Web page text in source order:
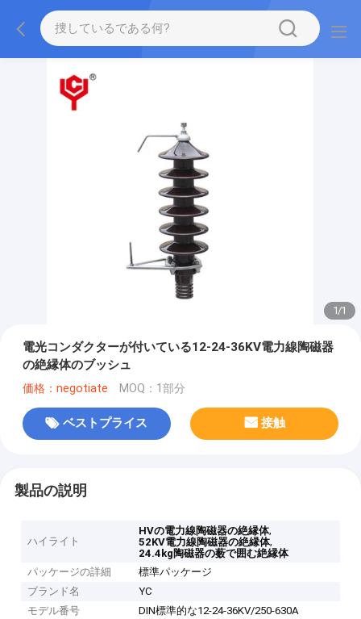
1/1
電光コンダクターが付いている12-24-36KV電力線陶磁器
の絶縁体のブッシュ
価格：negotiate MOQ：1部分
ベストプライス 接触
製品の説明
ハイライト
HVの電力線陶磁器の絶縁体,
52KV電力線陶磁器の絶縁体,
24.4kg陶磁器の薮で囲む絶縁体
パッケージの詳細
標準パッケージ
ブランド名
YC
モデル番号
DIN標準的な12-24-36KV/250-630A